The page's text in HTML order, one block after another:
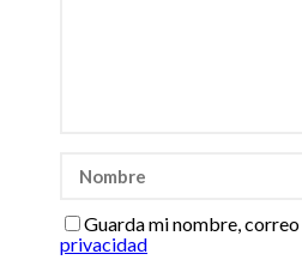
Guarda mi nombre,
privacidad